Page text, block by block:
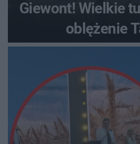
Giewont! Wielkie
oblężenie